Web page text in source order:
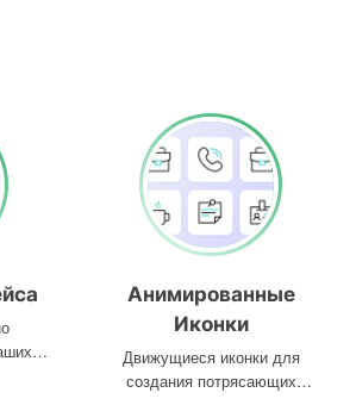
Анимированные
Иконки
Движущиеся иконки для
создания потрясающих